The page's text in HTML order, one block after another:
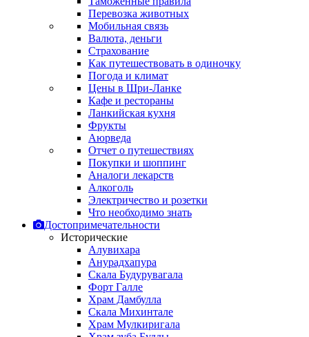
Перевозка животных
Мобильная связь
Валюта, деньги
Страхование
Как путешествовать в одиночку
Погода и климат
Цены в Шри-Ланке
Кафе и рестораны
Ланкийская кухня
Фрукты
Аюрведа
Отчет о путешествиях
Покупки и шоппинг
Аналоги лекарств
Алкоголь
Электричество и розетки
Что необходимо знать
Достопримечательности
Исторические
Алувихара
Анурадхапура
Скала Будурувагала
Форт Галле
Храм Дамбулла
Скала Михинтале
Храм Мулкиригала